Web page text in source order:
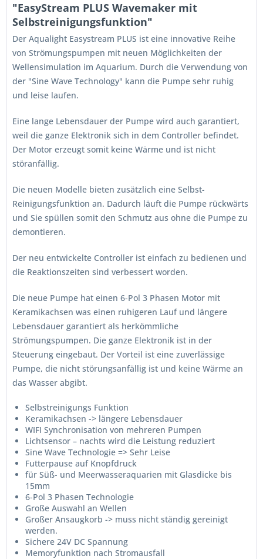
"EasyStream PLUS Wavemaker mit
Selbstreinigungsfunktion"
Der Aqualight Easystream PLUS ist eine innovative Reihe
von Strömungspumpen mit neuen Möglichkeiten der
Wellensimulation im Aquarium. Durch die Verwendung von
der "Sine Wave Technology" kann die Pumpe sehr ruhig
und leise laufen.
Eine lange Lebensdauer der Pumpe wird auch garantiert,
weil die ganze Elektronik sich in dem Controller befindet.
Der Motor erzeugt somit keine Wärme und ist nicht
störanfällig.
Die neuen Modelle bieten zusätzlich eine Selbst-
Reinigungsfunktion an. Dadurch läuft die Pumpe rückwärts
und Sie spüllen somit den Schmutz aus ohne die Pumpe zu
demontieren.
Der neu entwickelte Controller ist einfach zu bedienen und
die Reaktionszeiten sind verbessert worden.
Die neue Pumpe hat einen 6-Pol 3 Phasen Motor mit
Keramikachsen was einen ruhigeren Lauf und längere
Lebensdauer garantiert als herkömmliche
Strömungspumpen. Die ganze Elektronik ist in der
Steuerung eingebaut. Der Vorteil ist eine zuverlässige
Pumpe, die nicht störungsanfällig ist und keine Wärme an
das Wasser abgibt.
Selbstreinigungs Funktion
Keramikachsen -> längere Lebensdauer
WIFI Synchronisation von mehreren Pumpen
Lichtsensor – nachts wird die Leistung reduziert
Sine Wave Technologie => Sehr Leise
Futterpause auf Knopfdruck
für Süß- und Meerwasseraquarien mit Glasdicke bis
15mm
6-Pol 3 Phasen Technologie
Große Auswahl an Wellen
Großer Ansaugkorb -> muss nicht ständig gereinigt
werden.
Sichere 24V DC Spannung
Memoryfunktion nach Stromausfall